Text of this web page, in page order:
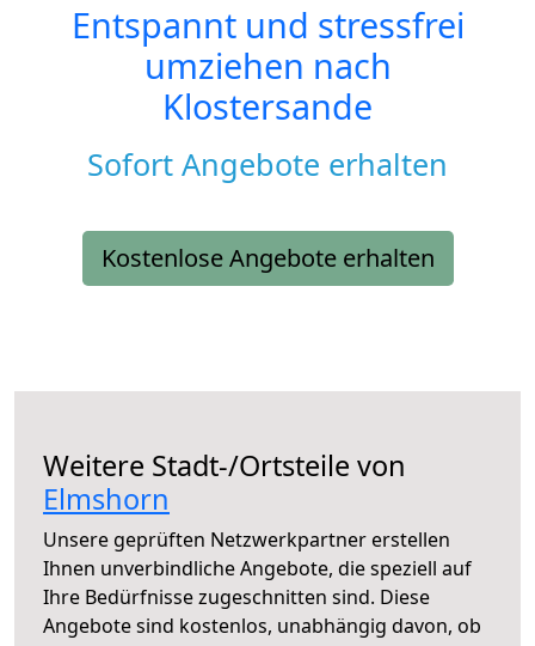
Entspannt und stressfrei
umziehen nach
Klostersande
Sofort Angebote erhalten
Kostenlose Angebote erhalten
Weitere Stadt-/Ortsteile von
Elmshorn
Unsere geprüften Netzwerkpartner erstellen
Ihnen unverbindliche Angebote, die speziell auf
Ihre Bedürfnisse zugeschnitten sind. Diese
Angebote sind kostenlos, unabhängig davon, ob